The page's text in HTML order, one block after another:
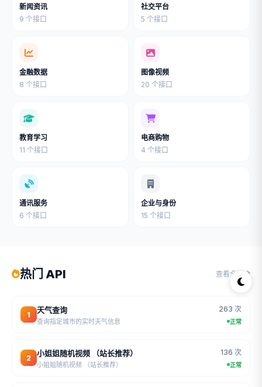
新闻资讯
9 个接口
社交平台
5 个接口
金融数据
8 个接口
图像视频
20 个接口
教育学习
11 个接口
电商购物
4 个接口
通讯服务
6 个接口
企业与身份
15 个接口
热门 API 查看全部
1
天气查询
查询指定城市的实时天气信息
263 次
正常
2
小姐姐随机视频 （站长推荐）
小姐姐随机视频 （站长推荐）
136 次
正常